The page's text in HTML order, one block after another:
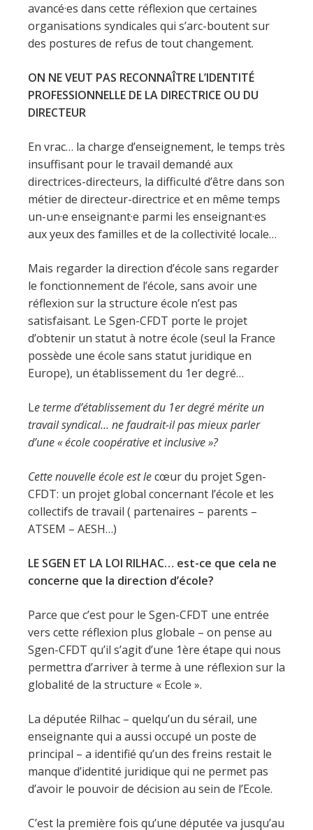
avancé·es dans cette réflexion que certaines
organisations syndicales qui s’arc-boutent sur
des postures de refus de tout changement.
ON NE VEUT PAS RECONNAÎTRE L’IDENTITÉ
PROFESSIONNELLE DE LA DIRECTRICE OU DU
DIRECTEUR
En vrac… la charge d’enseignement, le temps très
insuffisant pour le travail demandé aux
directrices-directeurs, la difficulté d’être dans son
métier de directeur-directrice et en même temps
un-un·e enseignant·e parmi les enseignant·es
aux yeux des familles et de la collectivité locale…
Mais regarder la direction d’école sans regarder
le fonctionnement de l’école, sans avoir une
réflexion sur la structure école n’est pas
satisfaisant. Le Sgen-CFDT porte le projet
d’obtenir un statut à notre école (seul la France
possède une école sans statut juridique en
Europe), un établissement du 1er degré…
Le terme d’établissement du 1er degré mérite un
travail syndical… ne faudrait-il pas mieux parler
d’une « école coopérative et inclusive »?
Cette nouvelle école est lecœur du projet Sgen-
CFDT: un projet global concernant l’école et les
collectifs de travail ( partenaires – parents –
ATSEM – AESH…)
LE SGEN ET LA LOI RILHAC… est-ce que cela ne
concerne que la direction d’école?
Parce que c’est pour le Sgen-CFDT une entrée
vers cette réflexion plus globale – on pense au
Sgen-CFDT qu’il s’agit d’une 1ère étape qui nous
permettra d’arriver à terme à une réflexion sur la
globalité de la structure « Ecole ».
La députée Rilhac – quelqu’un du sérail, une
enseignante qui a aussi occupé un poste de
principal – a identifié qu’un des freins restait le
manque d’identité juridique qui ne permet pas
d’avoir le pouvoir de décision au sein de l’Ecole.
C’est la première fois qu’une députée va jusqu’au